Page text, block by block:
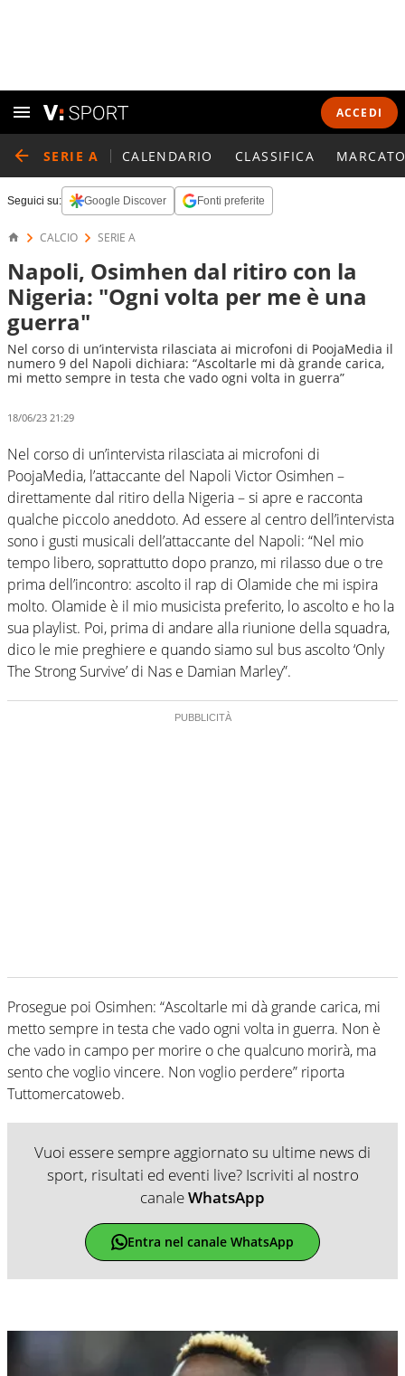
ACCEDI
SERIE A CALENDARIO CLASSIFICA
Seguici su: Google Discover Fonti preferite
CALCIO SERIE A
Napoli, Osimhen dal ritiro con la
Nigeria: "Ogni volta per me è una
guerra"
Nel corso di un’intervista rilasciata ai microfoni di PoojaMedia il
numero 9 del Napoli dichiara: “Ascoltarle mi dà grande carica,
mi metto sempre in testa che vado ogni volta in guerra”
18/06/23 21:29
Nel corso di un’intervista rilasciata ai microfoni di
PoojaMedia, l’attaccante del Napoli Victor Osimhen –
direttamente dal ritiro della Nigeria – si apre e racconta
qualche piccolo aneddoto. Ad essere al centro dell’intervista
sono i gusti musicali dell’attaccante del Napoli: “Nel mio
tempo libero, soprattutto dopo pranzo, mi rilasso due o tre
prima dell’incontro: ascolto il rap di Olamide che mi ispira
molto. Olamide è il mio musicista preferito, lo ascolto e ho la
sua playlist. Poi, prima di andare alla riunione della squadra,
dico le mie preghiere e quando siamo sul bus ascolto ‘Only
The Strong Survive’ di Nas e Damian Marley”.
Prosegue poi Osimhen: “Ascoltarle mi dà grande carica, mi
metto sempre in testa che vado ogni volta in guerra. Non è
che vado in campo per morire o che qualcuno morirà, ma
sento che voglio vincere. Non voglio perdere” riporta
Tuttomercatoweb.
Vuoi essere sempre aggiornato su ultime news di
sport, risultati ed eventi live? Iscriviti al nostro
canaleWhatsApp
Entra nel canale WhatsApp